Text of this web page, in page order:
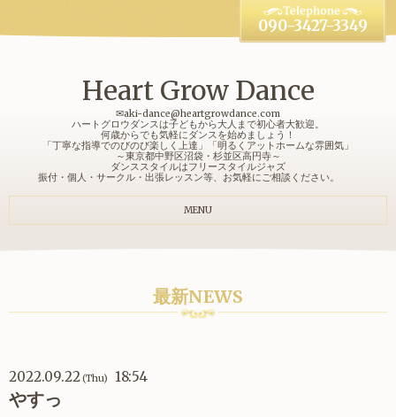
Heart Grow Dance
✉aki-dance@heartgrowdance.com
ハートグロウダンスは子どもから大人まで初心者大歓迎。
何歳からでも気軽にダンスを始めましょう！
「丁寧な指導でのびのび楽しく上達」「明るくアットホームな雰囲気」
～東京都中野区沼袋・杉並区高円寺～
ダンススタイルはフリースタイルジャズ
振付・個人・サークル・出張レッスン等、お気軽にご相談ください。
090-3427-3349
MENU
最新NEWS
2022.09.22(Thu) 18:54
やすっ